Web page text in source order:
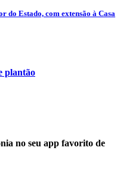
do Estado, com extensão à Casa
plantão
no seu app favorito de